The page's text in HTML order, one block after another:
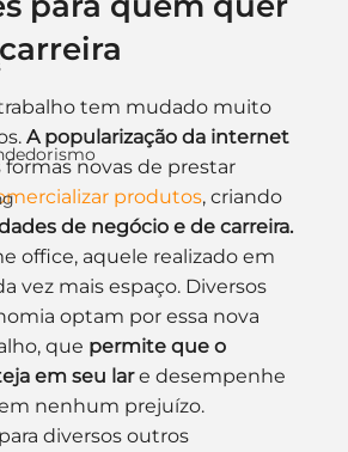
de 5 estrelas.
tem mudado muito
A popularização da internet
novas de prestar
produtos, criando
de negócio e de carreira.
office, aquele realizado em
vez mais espaço. Diversos
optam por essa nova
que permite que o
em seu lar e desempenhe
nenhum prejuízo.
diversos outros